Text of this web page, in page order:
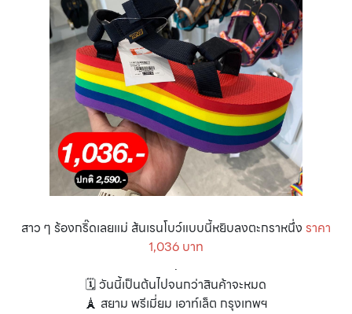
สาว ๆ ร้องกริ๊ดเลยแม่ ส้นเรนโบว์แบบนี้หยิบลงตะกราหนึ่ง ราคา
1,036 บาท
.
🗓 วันนี้เป็นต้นไปจนกว่าสินค้าจะหมด
🗼 สยาม พรีเมี่ยม เอาท์เล็ต กรุงเทพฯ